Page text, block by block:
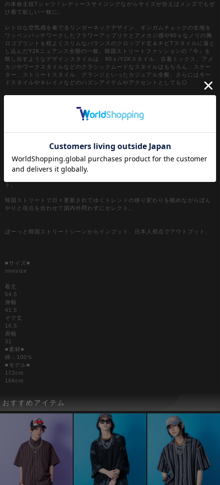
の本命主役Tシャツ！レディースサイジングながらサイズが合えばメンズでもぜ
ひ着て欲しい一枚に。
レトロな空気感を奏でるリンガーネックデザイン、ギンガムチェックの生地を
ワッペンパッチワークしたフラワーアップリケとアメカジ感や90ｓなノリの胸
ロゴプリントを程よくスリムなバランスのクロップド丈＆チビTスタイルに落と
し込んだY2Kニュアンス全開の一枚。韓国ストリートファッションの『今』を
映し出すようなデザインスタイルは、90ｓ/Y2Kスタイル、古着ミックス、アメ
カジやワークスタイルなどのクラシックムードなスタイルはもちろん、スケー
ター、ストリートスタイル、グランジといったカジュアル全般、さらにはモー
ドスタイルやキレイメなどのハズシアイテムやアクセントとしても◎
【a.p.o.v. / エーピーオービー】
a point of view...
ト。
韓国ストリートで日々更新されてゆくトレンドの移り変わりを眺めながらぼん
やりと視点を合わせて国内外問わずにセレクト。
ぼーっと韓国ストリートシーンからインプット、日本人視点でアウトプット。
■サイズ■
onesize
着丈
54.5
身幅
41.5
そで丈
16.5
肩幅
31
■素材■
綿：100％
■モデル■
172cm
166cm
おすすめアイテム